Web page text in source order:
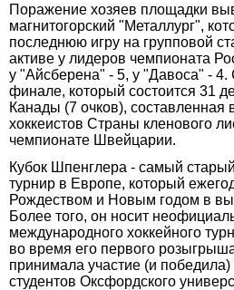
Поражение хозяев площадки
магнитогорский "Металлург",
последнюю игру на групповой
активе у лидеров чемпионата
у "Айсберена" - 5, у "Давоса" -
финале, который состоится 31
Канады (7 очков), составленная
хоккеистов Страны кленового
чемпионате Швейцарии.
Кубок Шпенглера - самый
турнир в Европе, который
Рождеством и Новым годом в
Более того, он носит
международного хоккейного
во время его первого
принимала участие (и
студентов Оксфордского